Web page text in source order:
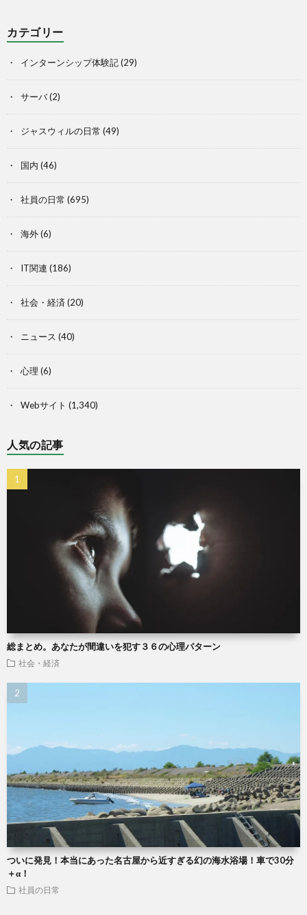
カテゴリー
インターンシップ体験記(29)
サーバ(2)
ジャスウィルの日常 (49)
国内 (46)
社員の日常 (695)
海外(6)
IT関連 (186)
社会・経済 (20)
ニュース (40)
心理 (6)
Webサイト (1,340)
人気の記事
総まとめ。あなたが間違いを犯す３６の心理パターン
社会・経済
ついに発見！本当にあった名古屋から近すぎる幻の海水浴場！車で30分
＋α！
社員の日常